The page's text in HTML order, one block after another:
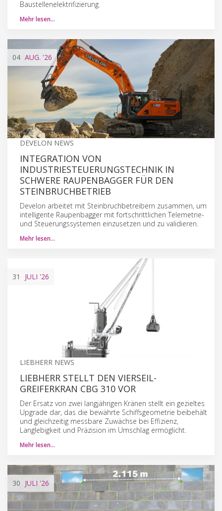
Baustellenelektrifizierung.
Mehr lesen…
04 AUG. '26
DEVELON NEWS
INTEGRATION VON
INDUSTRIESTEUERUNGSTECHNIK IN
SCHWERE RAUPENBAGGER FÜR DEN
STEINBRUCHBETRIEB
Develon arbeitet mit Steinbruchbetreibern zusammen, um
intelligente Raupenbagger mit fortschrittlichen Telemetrie-
und Steuerungssystemen einzusetzen und zu validieren.
Mehr lesen…
31 JULI '26
LIEBHERR NEWS
LIEBHERR STELLT DEN VIERSEIL-
GREIFERKRAN CBG 310 VOR
Der Ersatz von zwei langjährigen Kränen stellt ein gezieltes
Upgrade dar, das die bewährte Schiffsgeometrie beibehält
und gleichzeitig messbare Zuwächse bei Effizienz,
Langlebigkeit und Präzision im Umschlag ermöglicht.
Mehr lesen…
30 JULI '26